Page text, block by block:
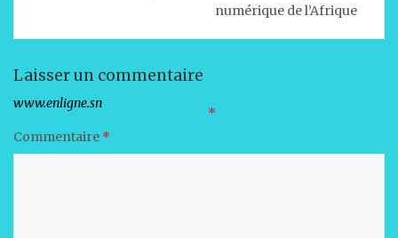
numérique de l’Afrique
Laisser un commentaire
Votre adresse e-mail ne sera pas publiée.
Les champs obligatoires sont indiqués avec *
Commentaire *